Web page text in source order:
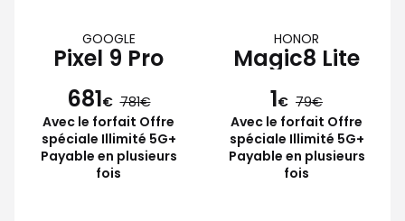
GOOGLE
Pixel 9 Pro
681€ 781
Avec le forfait Offre
spéciale Illimité 5G+
Payable en plusieurs
fois
HONOR
Magic8 Lite
1€ 79
Avec le forfait Offre
spéciale Illimité 5G+
Payable en plusieurs
fois